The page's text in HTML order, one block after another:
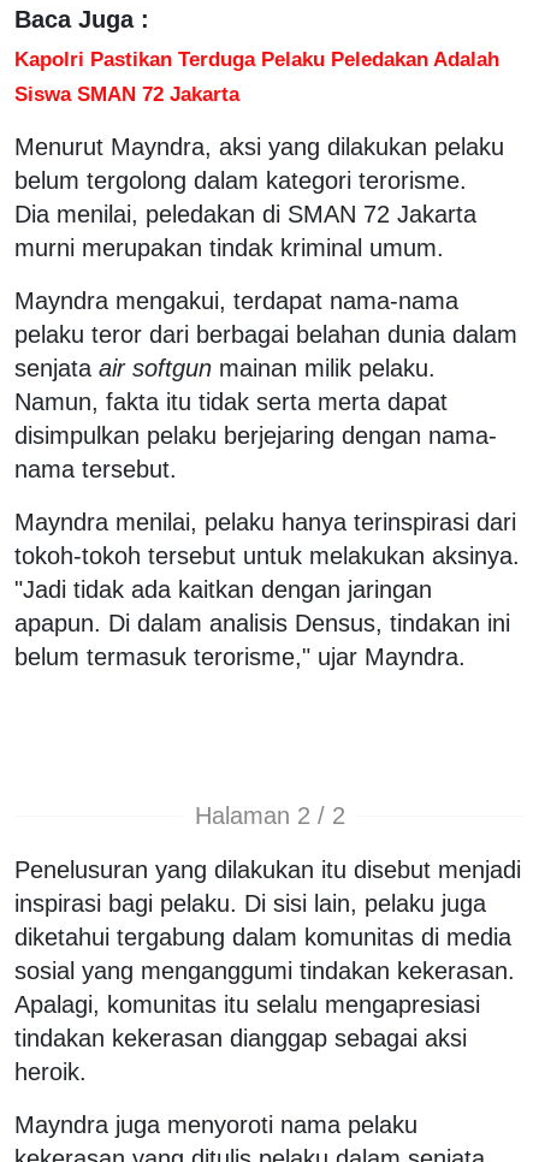
Baca Juga :
Kapolri Pastikan Terduga Pelaku Peledakan Adalah
Siswa SMAN 72 Jakarta
Menurut Mayndra, aksi yang dilakukan pelaku
belum tergolong dalam kategori terorisme.
Dia menilai, peledakan di SMAN 72 Jakarta
murni merupakan tindak kriminal umum.
Mayndra mengakui, terdapat nama-nama
pelaku teror dari berbagai belahan dunia dalam
senjata air softgun mainan milik pelaku.
Namun, fakta itu tidak serta merta dapat
disimpulkan pelaku berjejaring dengan nama-
nama tersebut.
Mayndra menilai, pelaku hanya terinspirasi dari
tokoh-tokoh tersebut untuk melakukan aksinya.
"Jadi tidak ada kaitkan dengan jaringan
apapun. Di dalam analisis Densus, tindakan ini
belum termasuk terorisme," ujar Mayndra.
Halaman 2 / 2
Penelusuran yang dilakukan itu disebut menjadi
inspirasi bagi pelaku. Di sisi lain, pelaku juga
diketahui tergabung dalam komunitas di media
sosial yang menganggumi tindakan kekerasan.
Apalagi, komunitas itu selalu mengapresiasi
tindakan kekerasan dianggap sebagai aksi
heroik.
Mayndra juga menyoroti nama pelaku